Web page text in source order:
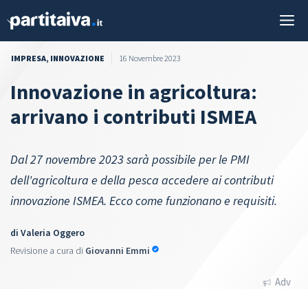
IMPRESA, INNOVAZIONE 16 Novembre 2023
Innovazione in agricoltura:
arrivano i contributi ISMEA
Dal 27 novembre 2023 sarà possibile per le PMI
dell'agricoltura e della pesca accedere ai contributi
innovazione ISMEA. Ecco come funzionano e requisiti.
di Valeria Oggero
Revisione a cura di Giovanni Emmi
Adv